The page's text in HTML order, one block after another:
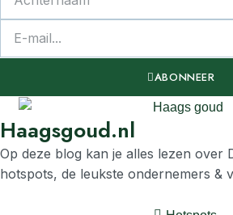
ABONNEER
Haagsgoud.nl
Op deze blog kan je alles lezen over
hotspots, de leukste ondernemers &